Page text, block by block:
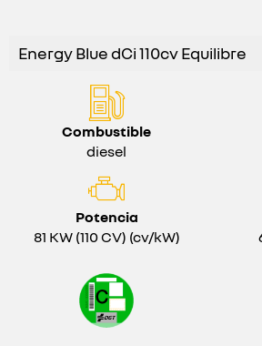
Energy Blue dCi 110cv Equilibre
Combustible
diesel
Potencia
81 KW (110 CV) (cv/kW)